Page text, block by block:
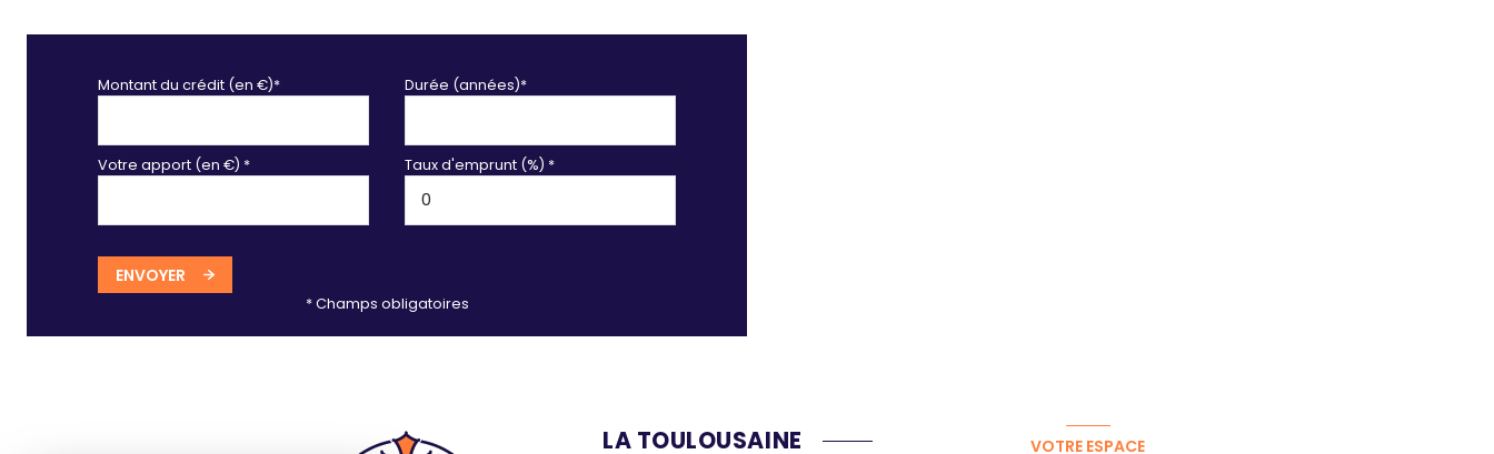
Montant du crédit (en €)* Durée (années)*
Votre apport (en €) * Taux d'emprunt (%) *
ENVOYER
* Champs obligatoires
LA TOULOUSAINE VOTRE ESPACE